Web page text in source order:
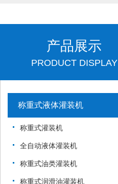
产品展示
PRODUCT DISPLAY
称重式液体灌装机
称重式灌装机
全自动液体灌装机
称重式油类灌装机
称重式润滑油灌装机